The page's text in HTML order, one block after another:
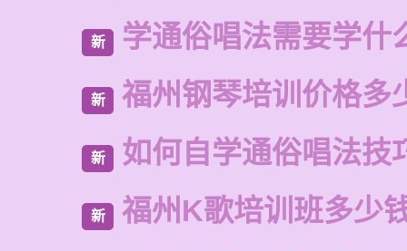
新 学通俗唱法需要学什
新 福州钢琴培训价格多
新 如何自学通俗唱法技
新 福州K歌培训班多少